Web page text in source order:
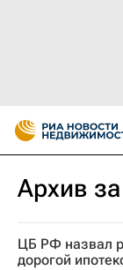
Архив
ЦБ РФ назвал
дорогой